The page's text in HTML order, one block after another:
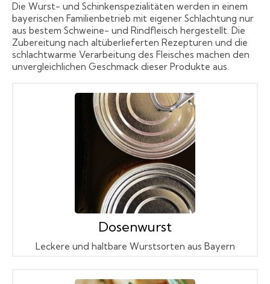
Die Wurst- und Schinkenspezialitäten werden in einem
bayerischen Familienbetrieb mit eigener Schlachtung nur
aus bestem Schweine- und Rindfleisch hergestellt. Die
Zubereitung nach altüberlieferten Rezepturen und die
schlachtwarme Verarbeitung des Fleisches machen den
unvergleichlichen Geschmack dieser Produkte aus.
Dosenwurst
Leckere und haltbare Wurstsorten aus Bayern